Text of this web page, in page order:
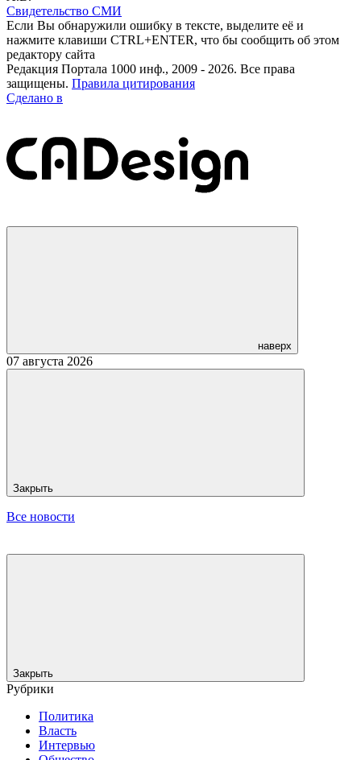
Свидетельство СМИ
Если Вы обнаружили ошибку в тексте, выделите её и
нажмите клавиши CTRL+ENTER, что бы сообщить об этом
редактору сайта
Редакция Портала 1000 инф., 2009 - 2026. Все права
защищены. Правила цитирования
Сделано в
наверх
07 августа 2026
Закрыть
Все новости
Закрыть
Рубрики
Политика
Власть
Интервью